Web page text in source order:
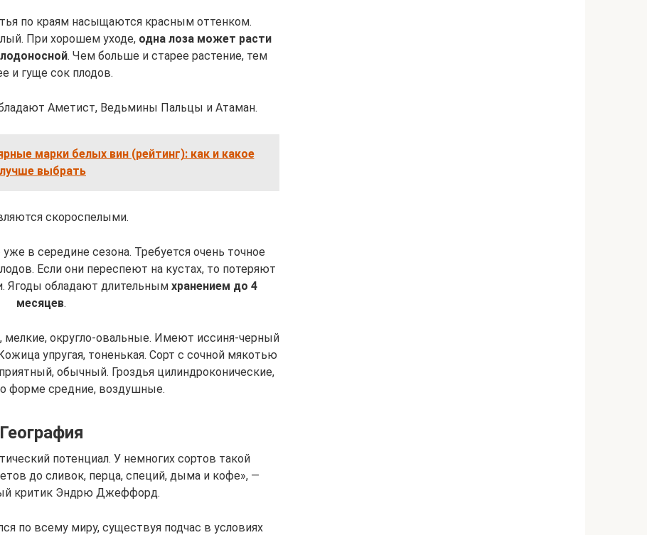
по краям насыщаются красным оттенком.
При хорошем уходе, одна лоза может расти
. Чем больше и старее растение, тем
и гуще сок плодов.
Аметист, Ведьмины Пальцы и Атаман.
марки белых вин (рейтинг): как и какое
лучше выбрать
скороспелыми.
в середине сезона. Требуется очень точное
Если они переспеют на кустах, то потеряют
Ягоды обладают длительным хранением до 4
месяцев.
округло-овальные. Имеют иссиня-черный
упругая, тоненькая. Сорт с сочной мякотью
обычный. Гроздья цилиндроконические,
форме средние, воздушные.
География
потенциал. У немногих сортов такой
до сливок, перца, специй, дыма и кофе», —
критик Эндрю Джеффорд.
по всему миру, существуя подчас в условиях